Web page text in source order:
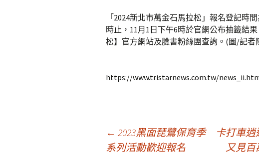
「2024新北市萬金石馬拉松」報名登記時
時止，11月1日下午6時於官網公布抽籤結
松】官方網站及臉書粉絲團查詢。(圖/記者
https://www.tristarnews.com.tw/
← 2023黑面琵鷺保育季 卡打車
系列活動歡迎報名
又見